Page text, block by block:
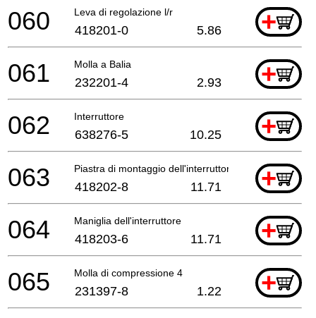
Leva di regolazione l/r +
060 418201-0 5.86
Molla a Balia +
061 232201-4 2.93
Interruttore +
062 638276-5 10.25
Piastra di montaggio dell'interruttore compl.+
063 418202-8 11.71
Maniglia dell'interruttore +
064 418203-6 11.71
Molla di compressione 4 +
065 231397-8 1.22